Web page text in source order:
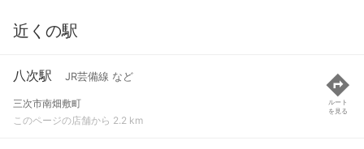
近くの駅
八次駅 JR芸備線 など
三次市南畑敷町
このページの店舗から 2.2 km
ルート
を見る